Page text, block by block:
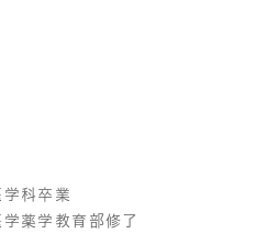
科卒業
薬学教育部修了